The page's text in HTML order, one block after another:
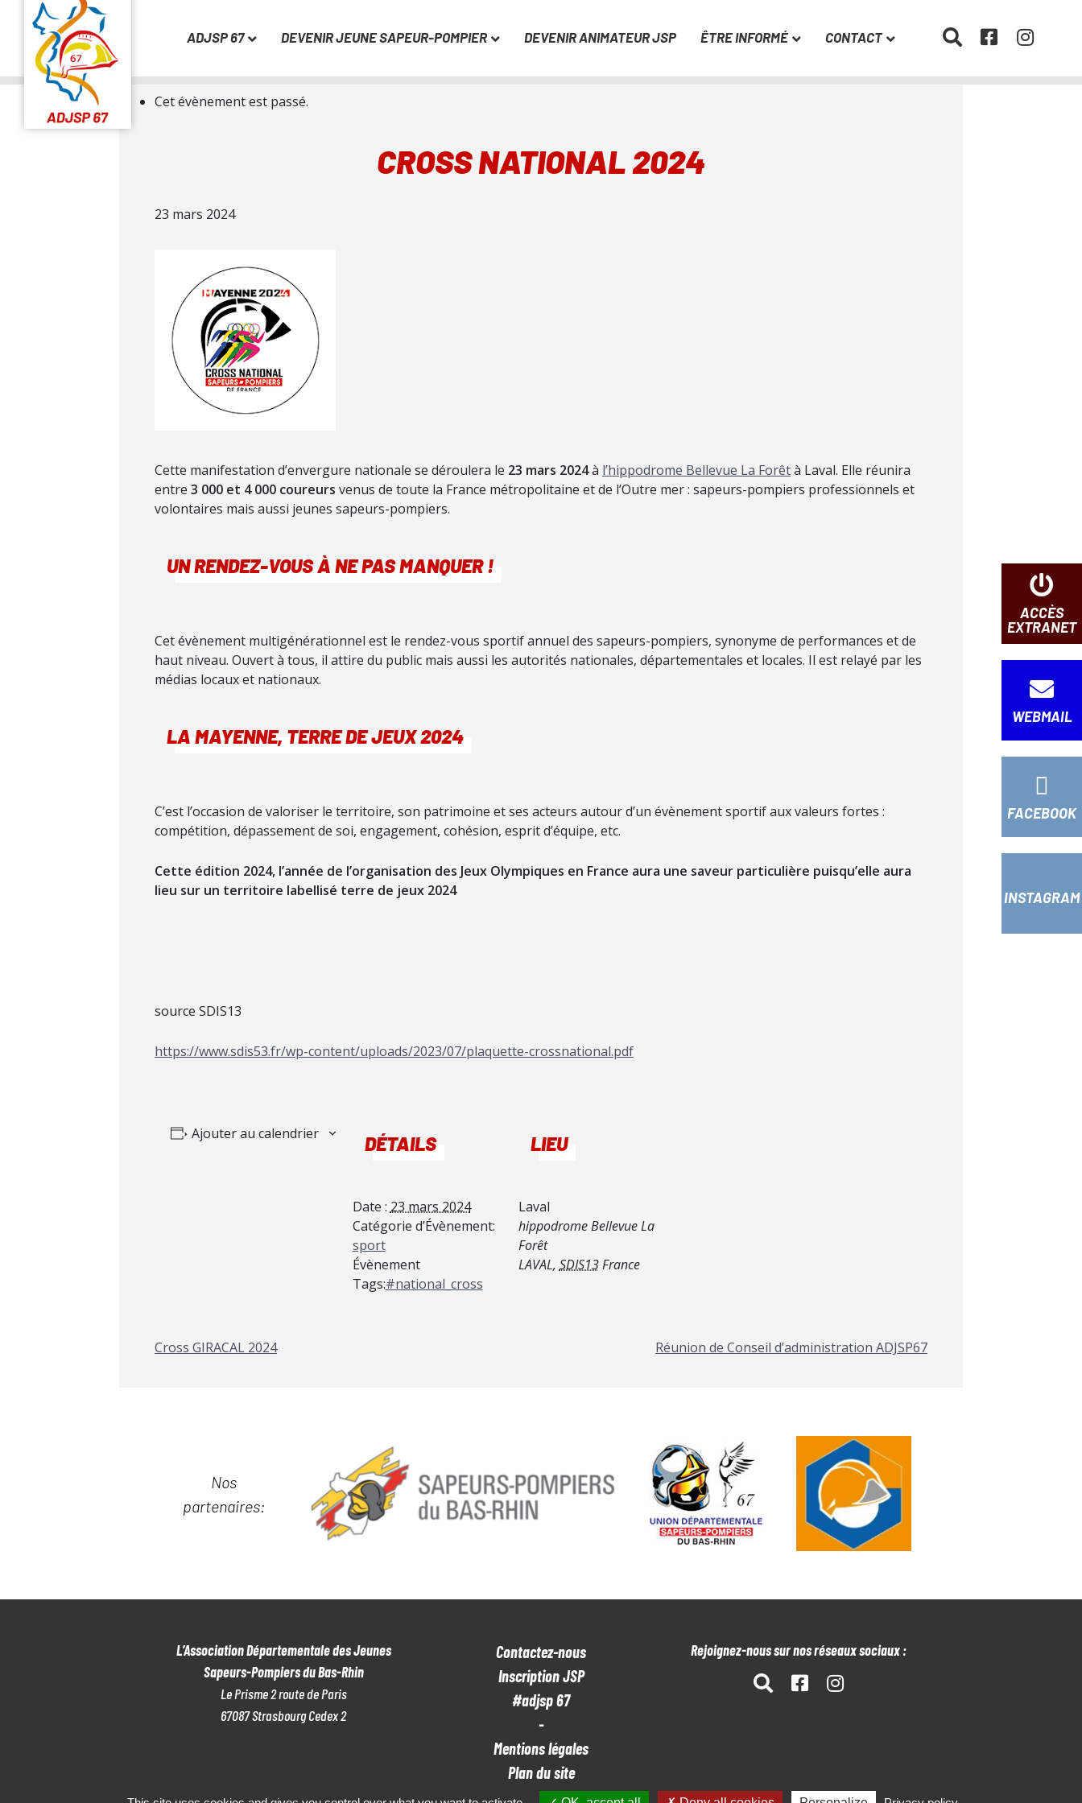
ADJSP 67 DEVENIR JEUNE SAPEUR-POMPIER DEVENIR ANIMATEUR JSP ÊTRE INFORMÉ CONTACT
ACCÈS
EXTRANET
WEBMAIL
FACEBOOK
INSTAGRAM
« Tous les Évènements
Cet évènement est passé.
CROSS NATIONAL 2024
23 mars 2024
Cette manifestation d’envergure nationale se déroulera le 23 mars 2024à l’hippodrome Bellevue La Forêtà Laval. Elle réunira
entre 3 000 et 4 000 coureurs venus de toute la France métropolitaine et de l’Outre mer : sapeurs-pompiers professionnels et
volontaires mais aussi jeunes sapeurs-pompiers.
UN RENDEZ-VOUS À NE PAS MANQUER !
Cet évènement multigénérationnel est le rendez-vous sportif annuel des sapeurs-pompiers, synonyme de performances et de
haut niveau. Ouvert à tous, il attire du public mais aussi les autorités nationales, départementales et locales. Il est relayé par les
médias locaux et nationaux.
LA MAYENNE, TERRE DE JEUX 2024
C’est l’occasion de valoriser le territoire, son patrimoine et ses acteurs autour d’un évènement sportif aux valeurs fortes :
compétition, dépassement de soi, engagement, cohésion, esprit d’équipe, etc.
Cette édition 2024, l’année de l’organisation des Jeux Olympiques en France aura une saveur particulière puisqu’elle aura
lieu sur un territoire labellisé terre de jeux 2024
source SDIS13
https://www.sdis53.fr/wp-content/uploads/2023/07/plaquette-crossnational.pdf
Ajouter au calendrier DÉTAILS
Date : 23 mars 2024
Catégorie d’Évènement:
sport
Évènement
Tags:#national_cross
LIEU
Laval
hippodrome Bellevue La
Forêt
LAVAL, SDIS13France
Cross GIRACAL 2024 Réunion de Conseil d’administration ADJSP67
Nos
partenaires:
L’Association Départementale des Jeunes
Sapeurs-Pompiers du Bas-Rhin
Le Prisme 2 route de Paris
67087 Strasbourg Cedex 2
Contactez-nous
Inscription JSP
#adjsp 67
-
Mentions légales
Plan du site
Rejoignez-nous sur nos réseaux sociaux :